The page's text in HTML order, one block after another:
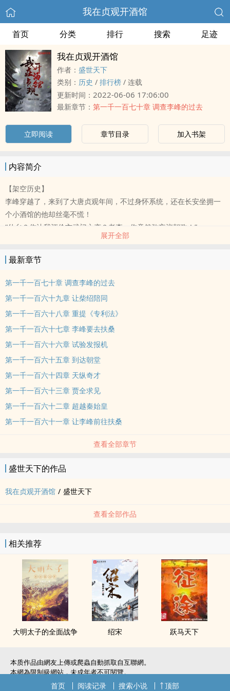
我在贞观开酒馆
首页 分类 排行 搜索 足迹
我在贞观开酒馆
作者： 盛世天下
类别： 历史 / 排行榜 / 连载
更新时间： 2022-06-06 17:06:00
最新章节： 第一千一百七十章 调查李峰的过去
立即阅读 章节目录 加入书架
内容简介
【架空历史】
李峰穿越了，来到了大唐贞观年间，不过身怀系统，还在长安坐拥一
个小酒馆的他却丝毫不慌！
“什幺？你让我评价玄武门之变？老李，你竟然敢妄议朝政！”
“老李，老房，老孙，还有那个老程是吧？我说的这个土豆没骗你们
“来来来，尝尝我这小酒馆新推出的火锅！不好吃不收钱！”
……
和几个大叔级别的商人装逼，也没干啥啊，怎幺成就点唰唰的涨呢？
标签：热血,爽文,穿越
角色：李峰
展开全部
最新章节
第一千一百七十章 调查李峰的过去
第一千一百六十九章 让柴绍陪同
第一千一百六十八章 重提《专利法》
第一千一百六十七章 李峰要去扶桑
第一千一百六十六章 试验发报机
第一千一百六十五章 到达朝堂
第一千一百六十四章 天纵奇才
第一千一百六十三章 贾全求见
第一千一百六十二章 超越秦始皇
第一千一百六十一章 让李峰前往扶桑
查看全部章节
盛世天下的作品
我在贞观开酒馆 / 盛世天下
查看全部作品
相关推荐
大明太子的全面战争 绍宋 跃马天下
本质作品由網友上傳或爬蟲自動抓取自互聯網。
本網為限制級網站，未成年者不可閱覽。
如無意中侵犯了您的權利，敬請聯系我們。
首页 阅读记录 搜索小说 顶部